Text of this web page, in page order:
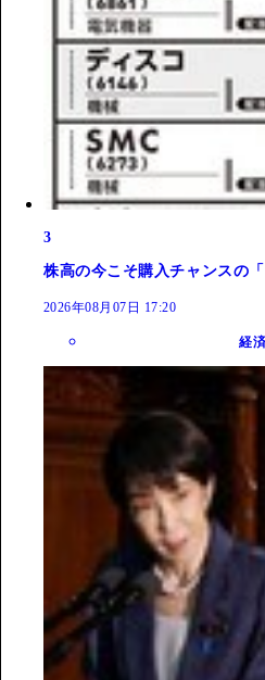
3
株高の今こそ購入チャンスの
2026年08月07日 17:20
経